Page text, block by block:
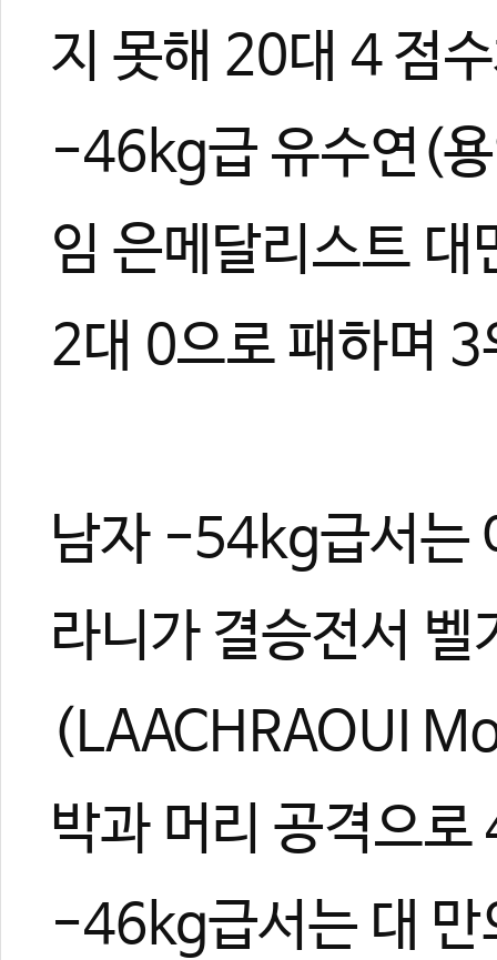
지 못해 20대 4 점
-46kg급 유수연(용
임 은메달리스트
2대 0으로 패하며
남자 -54kg급서는
라니가 결승전서
(LAACHRAOUI
박과 머리 공격으
-46kg급서는 대 만